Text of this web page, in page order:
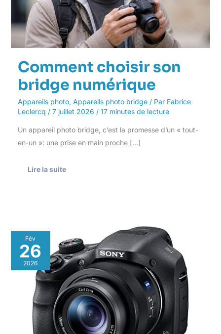
Comment choisir son
bridge numérique
Appareils photo, Appareils photo bridge/ Par Fabrice
Leclercq / 7 juillet 2026 / 17 minutes de lecture
Un appareil photo bridge, c’est la promesse d’un « tout-
en-un »: une prise en main proche […]
Lire la suite
Fév
26
2026
Test
du
Sony
DSCHX350
:
bridge
performant
avec
zoom
optique
50x